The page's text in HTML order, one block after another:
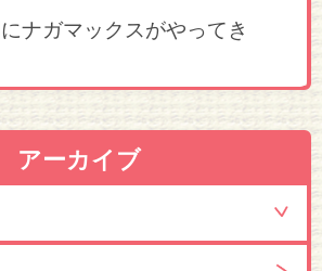
ナガマックスがやってき
アーカイブ